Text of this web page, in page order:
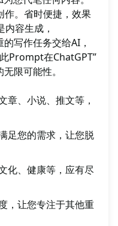
作。省时便捷，效果
容生成，
写作任务交给AI，
Prompt在ChatGPT”
限可能性。
章、小说、推文等，
足您的需求，让您脱
化、健康等，应有尽
，让您专注于其他重